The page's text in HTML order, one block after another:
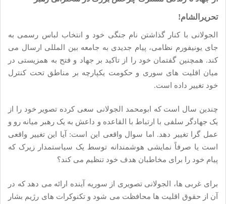
تحریرالشام!
الجولانی با کنار گذاشتن نام جنگی خود و انتخاب لباس رسمی به
جای یونیفورم نظامی، پیام جدیدی به جامعه بین المللی ارسال می
کند. همچنین گفتمان خود را از تاکید بر جهاد و فتح به همزیستی در
میان اقلیت های سوری و حکومت یکپارچه بر مناطق تحت کنترل
خود تغییر داده است.
چندین سال است که ابومحمد الجولانی سعی کرده تصویر خود را از
یک جهادگر سلفی با ارتباط با القاعده و داعش به یک رهبر میانه رو و
عمل گرا تغییر دهد. اما سوال واقعی این است: آیا این تغییر واقعی
است یا صرفاً نمایشی هوشمندانه توسط یک سیاستمدار زیرک که
پیام خود را برای مخاطبان هدف خود تنظیم می کند؟
برای غربی ها، الجولانی تصویری از سوریه آینده ارائه می دهد که در
آن از حقوق اقلیت ها محافظت می شود و تکنوکرات های رژیم بشار